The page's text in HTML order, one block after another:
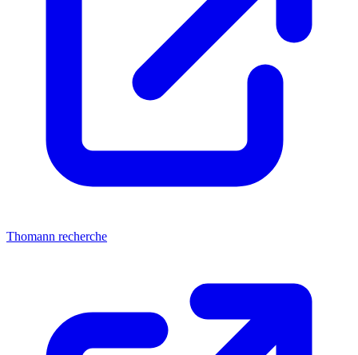
Thomann recherche